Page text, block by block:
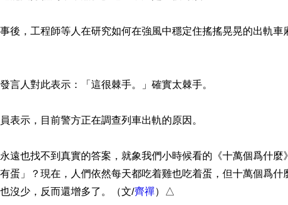
後，工程師等人在研究如何在強風中穩定住搖搖晃晃的出軌車
言人對此表示：「這很棘手。」確實太棘手。
表示，目前警方正在調查列車出軌的原因。
遠也找不到真實的答案，就象我們小時候看的《十萬個爲什麼
蛋」？現在，人們依然每天都吃着雞也吃着蛋，但十萬個爲什
沒少，反而還增多了。（文/齊禪）△